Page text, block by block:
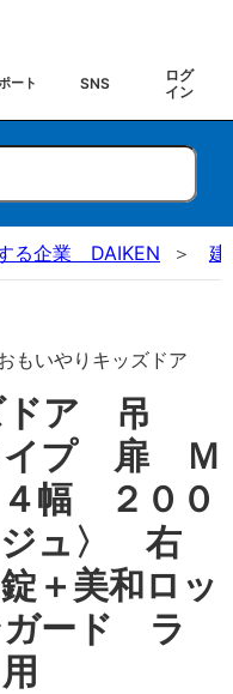
ート SNS
ログ
イン
る企業 DAIKEN 建
もいやりキッズドア
ドア 吊
イプ 扉 Ｍ
幅 ２００
ュ〉 右
＋美和ロッ
ード ラ